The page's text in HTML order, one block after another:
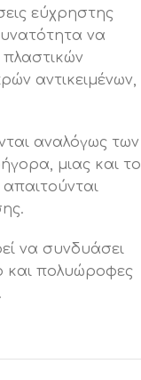
εύχρηστης
να
αντικειμένων,
αναλόγως των
μιας και το
να συνδυάσει
και πολυώροφες